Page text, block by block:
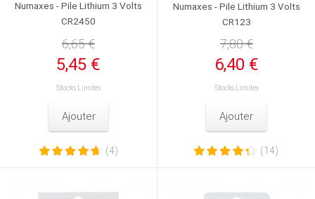
Numaxes - Pile Lithium 3 Volts
CR2450
6,65 €
5,45 €
Stocks Limités
Ajouter
(4)
Numaxes - Pile Lithium 3 Volts
CR123
7,80 €
6,40 €
Stocks Limités
Ajouter
(14)